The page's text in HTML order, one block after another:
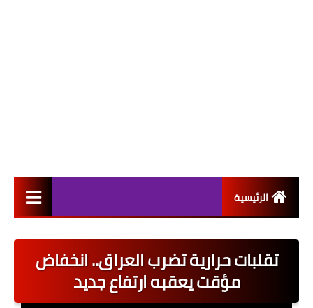
الرئيسية
اخبار القطاع العام
اخبار القطاع الخاص
تقلبات حرارية تضرب العراق.. انخفاض
مؤقت يعقبه ارتفاع جديد